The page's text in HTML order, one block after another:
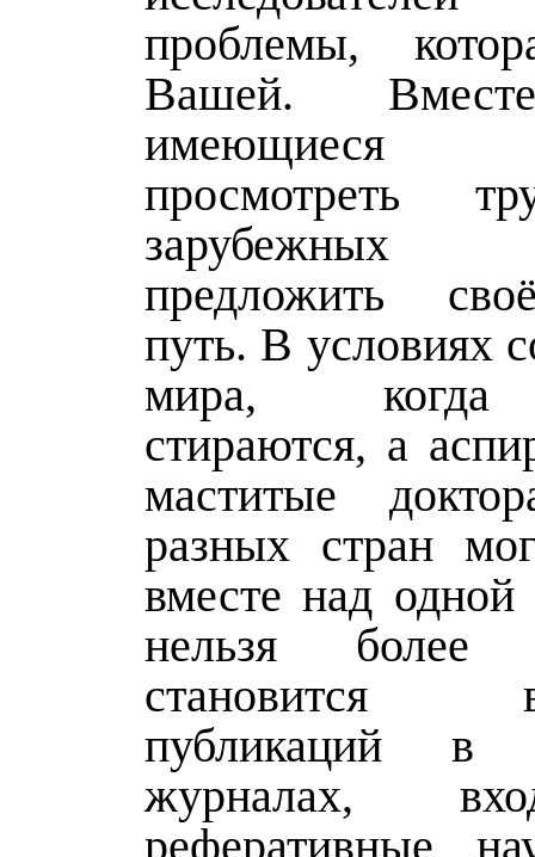
проблемы,
Вашей.
имеющиеся
просмотреть
предложить
путь. В условиях
мира, когда
стираются, а
маститые
разных стран
вместе над одной
нельзя более
становится
публикаций в
журналах,
реферативные